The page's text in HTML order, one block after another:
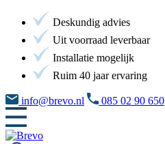
Deskundig advies
Uit voorraad leverbaar
Installatie mogelijk
Ruim 40 jaar ervaring
info@brevo.nl 085 02 90 650